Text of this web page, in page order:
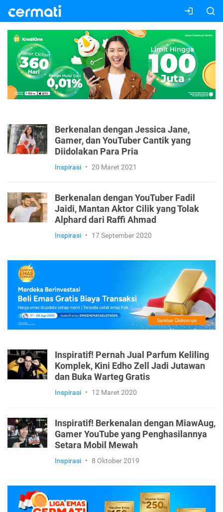
Berkenalan dengan Jessica Jane,
Gamer, dan YouTuber Cantik yang
Diidolakan Para Pria
Inspirasi • 20 Maret 2021
Berkenalan dengan YouTuber Fadil
Jaidi, Mantan Aktor Cilik yang Tolak
Alphard dari Raffi Ahmad
Inspirasi • 17 September 2020
Inspiratif! Pernah Jual Parfum Keliling
Komplek, Kini Edho Zell Jadi Jutawan
dan Buka Warteg Gratis
Inspirasi • 12 Maret 2020
Inspiratif! Berkenalan dengan MiawAug,
Gamer YouTube yang Penghasilannya
Setara Mobil Mewah
Inspirasi • 8 Oktober 2019